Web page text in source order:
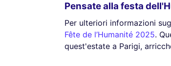
Pensate alla festa
Per ulteriori informazioni
Fête de l’Humanité 2025.
quest'estate a Parigi,